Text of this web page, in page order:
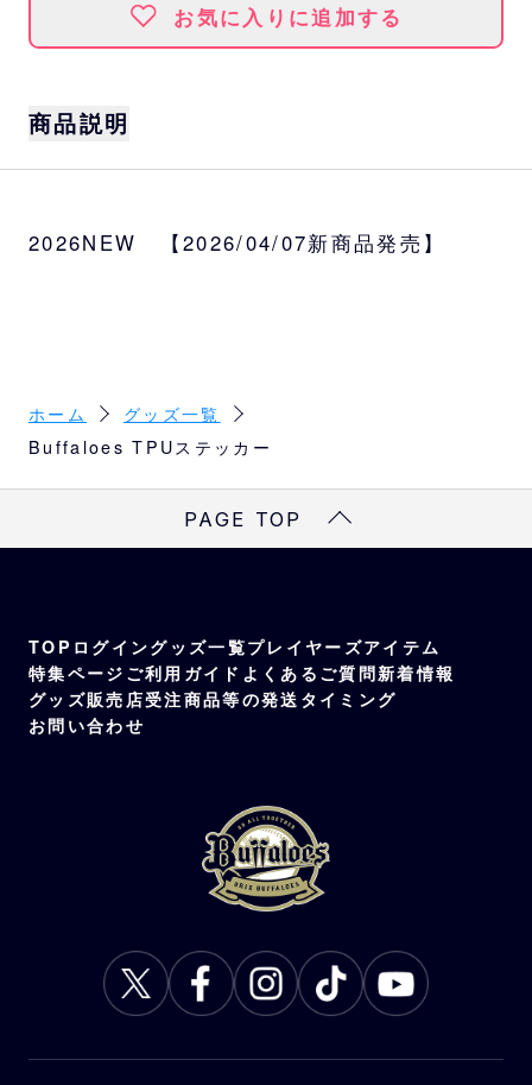
お気に入りに追加する
商品説明
身の回りのものに貼ってご利用ください。
スクリプトマーク、イニシャルマーク
2026NEW 【2026/04/07新商品発売】
ホーム
グッズ一覧
Buffaloes TPUステッカー
PAGE TOP
TOP ログイングッズ一覧プレイヤーズアイテム
特集ページ ご利用ガイド よくあるご質問新着情報
グッズ販売店受注商品等の発送タイミング
お問い合わせ